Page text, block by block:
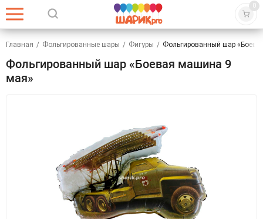
0
Главная / Фольгированные шары / Фигуры / Фольгированный шар
Фольгированный шар «Боевая машина 9
мая»